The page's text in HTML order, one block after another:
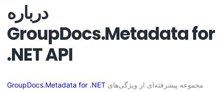
درباره
GroupDocs.Metadata for
.NET API
GroupDocs.Metadata for .NET